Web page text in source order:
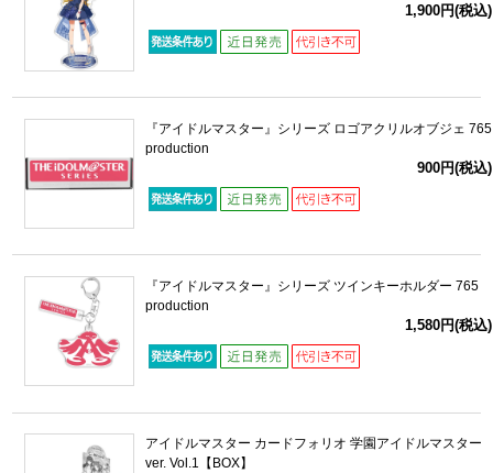
1,900円(税込)
『アイドルマスター』シリーズ ロゴアクリルオブジェ 765
production
900円(税込)
『アイドルマスター』シリーズ ツインキーホルダー 765
production
1,580円(税込)
アイドルマスター カードフォリオ 学園アイドルマスター
ver. Vol.1【BOX】